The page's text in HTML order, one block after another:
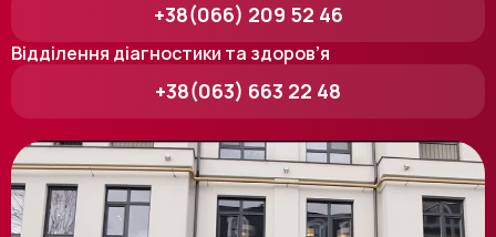
+38(066) 209 52 46
Відділення діагностики та здоров’я
+38(063) 663 22 48